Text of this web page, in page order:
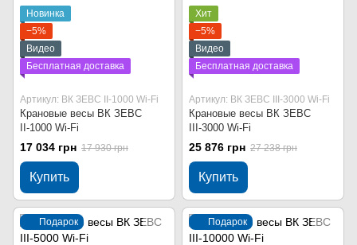
Новинка
−5%
Видео
Бесплатная доставка
Артикул: ВК ЗЕВС ІІ-1000 Wi-Fi
Крановые весы ВК ЗЕВС
ІІ-1000 Wi-Fi
17 034 грн 17 930 грн
Купить
Хит
−5%
Видео
Бесплатная доставка
Артикул: ВК ЗЕВС ІІІ-3000 Wi-Fi
Крановые весы ВК ЗЕВС
ІІІ-3000 Wi-Fi
25 876 грн 27 238 грн
Купить
Подарок Подарок